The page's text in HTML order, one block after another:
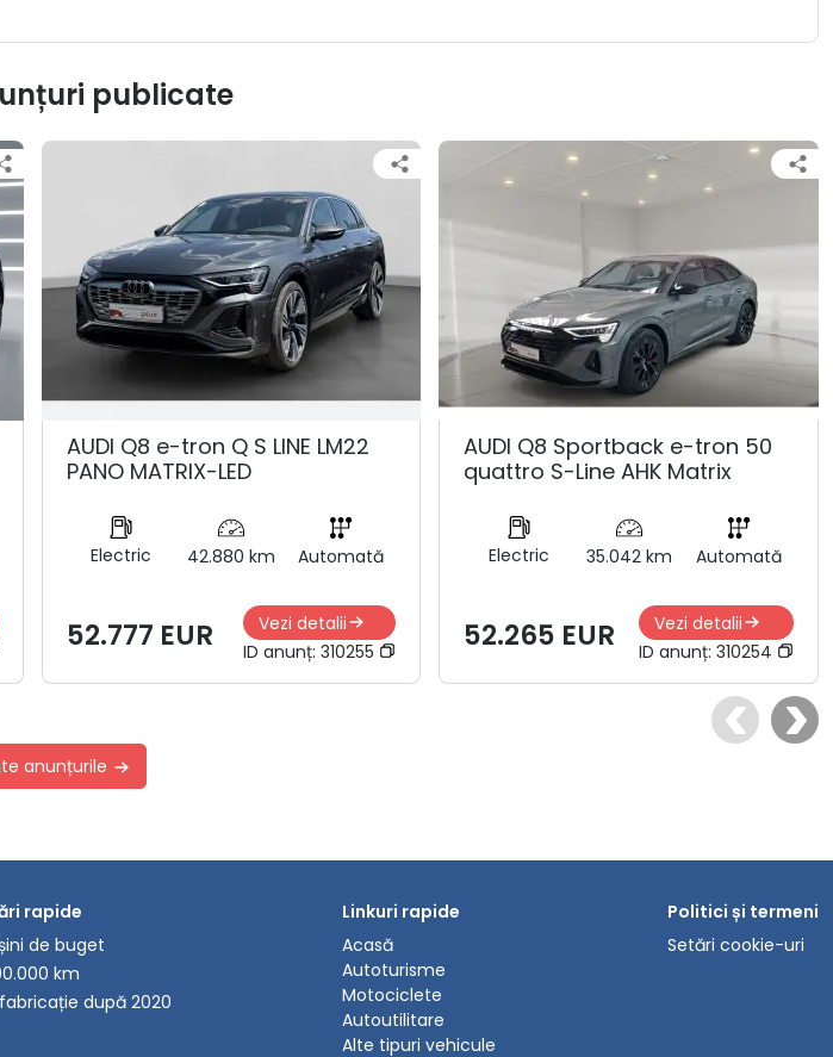
publicate
AUDI Q8 e-tron Q S LINE LM22
PANO MATRIX-LED
Electric 42.880 km Automată
52.777 EUR
Vezi detalii
ID anunț:310255
AUDI Q8 Sportback e-tron 50
quattro S-Line AHK Matrix
Electric 35.042 km Automată
52.265 EUR
Vezi detalii
ID anunț: 310254
anunțurile
rapide
de buget
km
după 2020
Linkuri rapide
Acasă
Autoturisme
Motociclete
Autoutilitare
Alte tipuri vehicule
Politici și termeni
Setări cookie-uri